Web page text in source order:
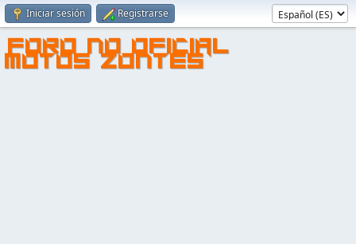
Iniciar sesión Registrarse
FORO NO OFICIAL
MOTOS ZONTES